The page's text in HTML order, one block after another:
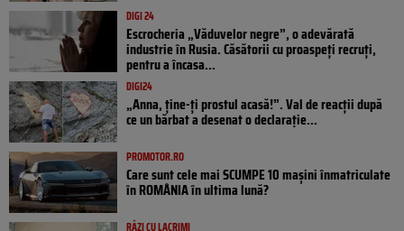
DIGI 24
Escrocheria „Văduvelor negre”, o adevărată
industrie în Rusia. Căsătorii cu proaspeți recruți,
pentru a încasa...
DIGI24
„Anna, ţine-ţi prostul acasă!”. Val de reacții după
ce un bărbat a desenat o declarație...
PROMOTOR.RO
Care sunt cele mai SCUMPE 10 mașini înmatriculate
în ROMÂNIA în ultima lună?
RÂZI CU LACRIMI